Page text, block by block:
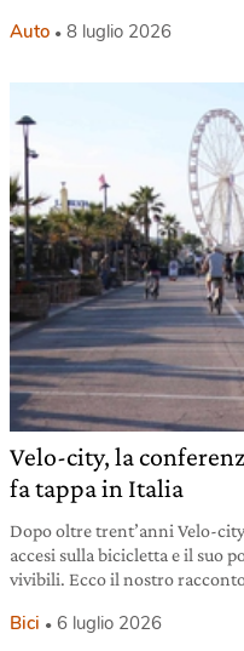
Auto 8 luglio 2026
Velo-city, la
fa tappa in Italia
Dopo oltre trent’anni Velo-
accesi sulla bicicletta e il suo
vivibili. Ecco il nostro
Bici 6 luglio 2026